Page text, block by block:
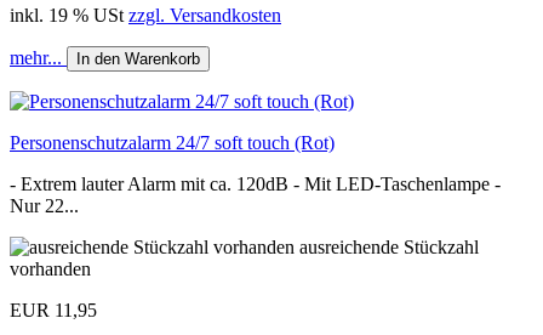
inkl. 19 % USt zzgl. Versandkosten
mehr... In den Warenkorb
Personenschutzalarm 24/7 soft touch (Rot)
- Extrem lauter Alarm mit ca. 120dB - Mit LED-Taschenlampe -
Nur 22...
ausreichende Stückzahl
vorhanden
EUR 11,95